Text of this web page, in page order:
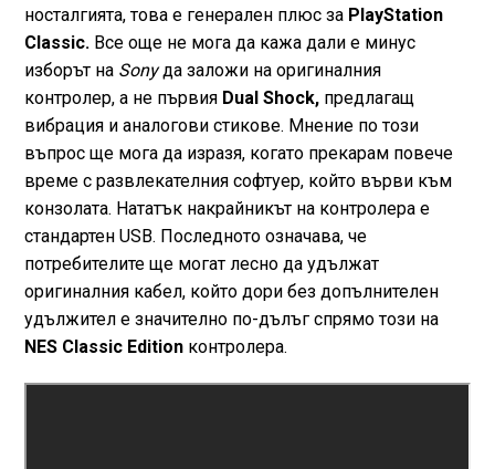
носталгията, това е генерален плюс заPlayStation
Classic.Все още не мога да кажа дали е минус
изборът на Sonyда заложи на оригиналния
контролер, а не първия Dual Shock,предлагащ
вибрация и аналогови стикове. Мнение по този
въпрос ще мога да изразя, когато прекарам повече
време с развлекателния софтуер, който върви към
конзолата. Нататък накрайникът на контролера е
стандартен USB. Последното означава, че
потребителите ще могат лесно да удължат
оригиналния кабел, който дори без допълнителен
удължител е значително по-дълъг спрямо този на
NES Classic Editionконтролера.